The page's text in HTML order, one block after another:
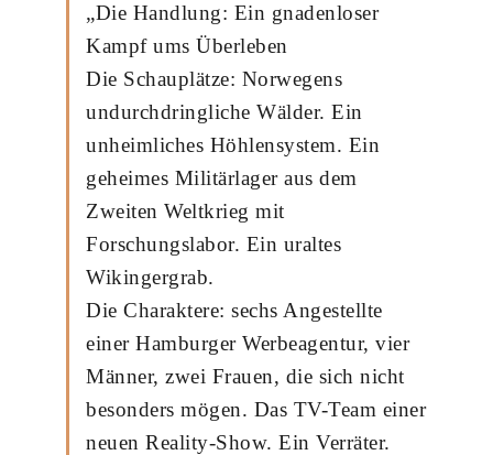
„Die Handlung: Ein gnadenloser
Kampf ums Überleben
Die Schauplätze: Norwegens
undurchdringliche Wälder. Ein
unheimliches Höhlensystem. Ein
geheimes Militärlager aus dem
Zweiten Weltkrieg mit
Forschungslabor. Ein uraltes
Wikingergrab.
Die Charaktere: sechs Angestellte
einer Hamburger Werbeagentur, vier
Männer, zwei Frauen, die sich nicht
besonders mögen. Das TV-Team einer
neuen Reality-Show. Ein Verräter.